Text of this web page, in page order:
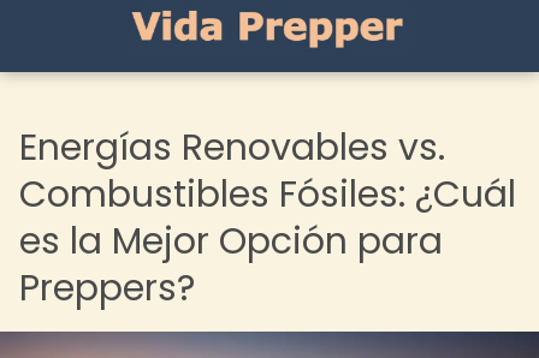
Energías Renovables vs.
Combustibles Fósiles: ¿Cuál
es la Mejor Opción para
Preppers?